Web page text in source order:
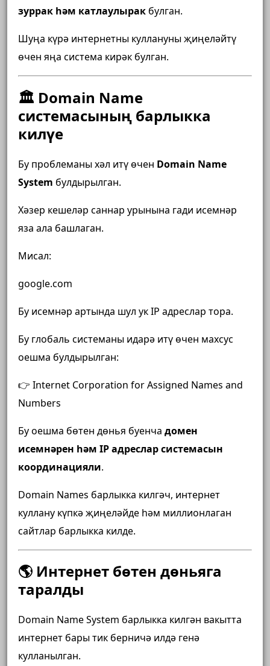
зуррак һәм катлаулырак булган.
Шуңа күрә интернетны куллануны җиңеләйтү
өчен яңа система кирәк булган.
🏛 Domain Name
системасының барлыкка
килүе
Бу проблеманы хәл итү өчен Domain Name
System булдырылган.
Хәзер кешеләр саннар урынына гади исемнәр
яза ала башлаган.
Мисал:
google.com
Бу исемнәр артында шул ук IP адреслар тора.
Бу глобаль системаны идарә итү өчен махсус
оешма булдырылган:
👉 Internet Corporation for Assigned Names and
Numbers
Бу оешма бөтен дөнья буенча домен
исемнәрен һәм IP адреслар системасын
координацияли.
Domain Names барлыкка килгәч, интернет
куллану күпкә җиңеләйде һәм миллионлаган
сайтлар барлыкка килде.
🌎 Интернет бөтен дөньяга
таралды
Domain Name System барлыкка килгән вакытта
интернет бары тик берничә илдә генә
кулланылган.